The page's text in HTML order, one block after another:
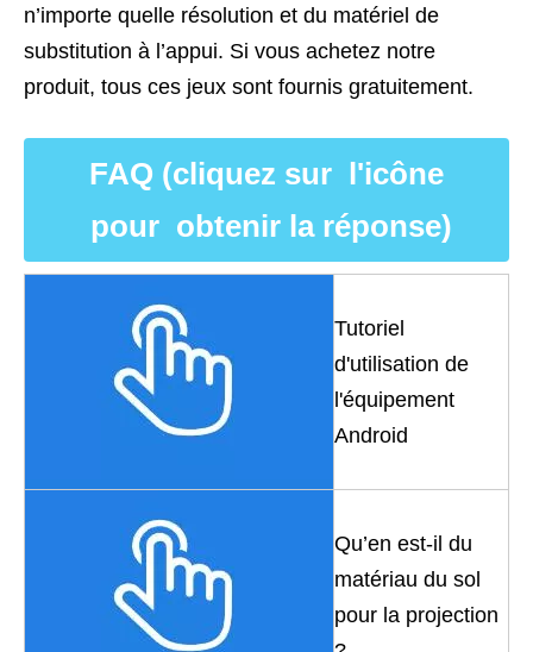
n’importe quelle résolution et du matériel de
substitution à l’appui. Si vous achetez notre
produit, tous ces jeux sont fournis gratuitement.
FAQ (cliquez sur l'icône
pour obtenir la réponse)
Tutoriel
d'utilisation de
l'équipement
Android
Qu’en est-il du
matériau du sol
pour la projection